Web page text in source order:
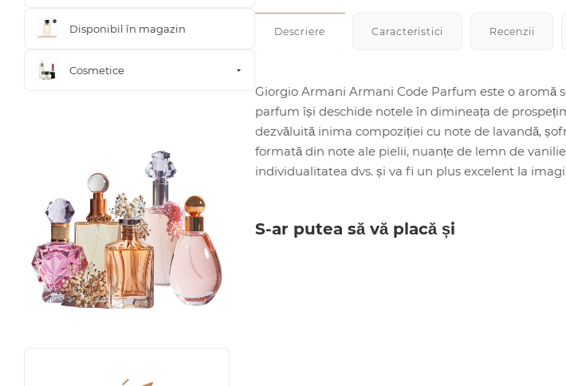
Descriere Caracteristici Recenzii
Giorgio Armani Armani Code Parfum este o aromă
parfum își deschide notele în dimineața de
dezvăluită inima compoziției cu note de lavandă,
formată din note ale pielii, nuanțe de lemn de
individualitatea dvs. și va fi un plus excelent la
S-ar putea să vă placă și
Disponibil în magazin
Cosmetice